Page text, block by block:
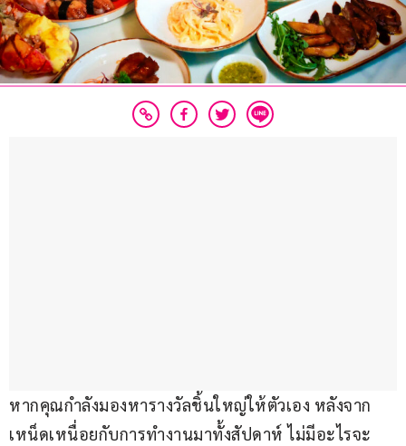
หากคุณกำลังมองหารางวัลชิ้นใหญ่ให้ตัวเอง หลังจาก
เหน็ดเหนื่อยกับการทำงานมาทั้งสัปดาห์ ไม่มีอะไรจะ